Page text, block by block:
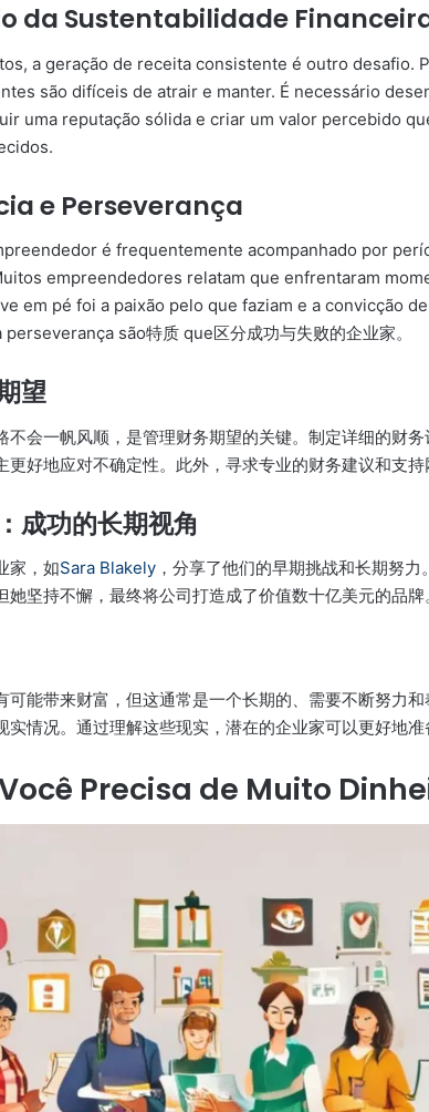
da Sustentabilidade
a geração de receita consistente é outro desafio.
são difíceis de atrair e manter. É necessário
uma reputação sólida e criar um valor percebido
e Perseverança
é frequentemente acompanhado por
empreendedores relatam que enfrentaram
em pé foi a paixão pelo que faziam e a convicção
são特质 que区分成功与失败的企业家。
望
不会一帆风顺，是管理财务期望的关键。制定详细的财
更好地应对不确定性。此外，寻求专业的财务建议和支持
成功的长期视角
家，如Sara Blakely ，分享了他们的早期挑战和长期努
她坚持不懈，最终将公司打造成了价值数十亿美元的品牌
可能带来财富，但这通常是一个长期的、需要不断努力
实情况。通过理解这些现实，潜在的企业家可以更好地准
Precisa de Muito